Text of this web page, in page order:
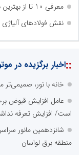
معرفی 10 تا از بهترین بیزینس کوچ های صنعت زیبایی
نقش فولادهای
::اخبار برگزیده در
خانه با نور،
عامل افزایش قبوض
است/ افزایش تعرفه
شانزدهمین مانور
منطقه برق لواسان